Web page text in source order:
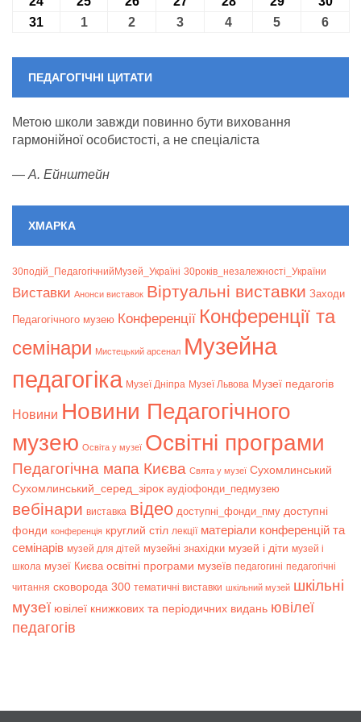
31 31.08.2026
101.09.2026
2 02.09.2026
3 03.09.2026
4 04.09.2026
5 05.09.2026
6
ПЕДАГОГІЧНІ ЦИТАТИ
Метою школи завжди повинно бути виховання
гармонійної особистості, а не спеціаліста
— А. Ейнштейн
ХМАРКА
30подій_ПедагогічнийМузей_Україні 30років_незалежності_України
Bиставки Анонси виставок Віртуальні виставки Заходи
Педагогічного музею Конференції Конференції та
семінари Мистецький арсенал Музейна
педагогіка Музеї Дніпра Музеї Львова Музеї педагогів
Новини Новини Педагогічного
музею Освіта у музеї Освітні програми
Педагогічна мапа Києва Свята у музеї Сухомлинський
Сухомлинський_серед_зірок аудіофонди_педмузею
вебінари виставка відео доступні_фонди_пму доступні
фонди конференція круглий стіл лекції матеріали конференцій та
семінарів музей для дітей музейні знахідки музей і діти музей і
школа музеї Києва освітні програми музеїв педагогині педагогічні
читання сковорода 300 тематичні виставки шкільний музей шкільні
музеї ювілеї книжкових та періодичних видань ювілеї
педагогів